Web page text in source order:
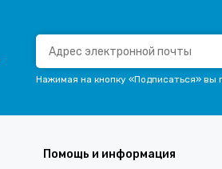
Нажимая на кнопку «Подписаться» вы
Помощь и информация